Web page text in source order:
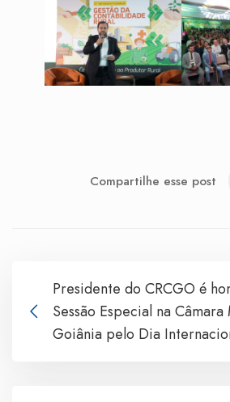
Compartilhe esse post
Presidente do CRCGO é
Sessão Especial na
Goiânia pelo Dia